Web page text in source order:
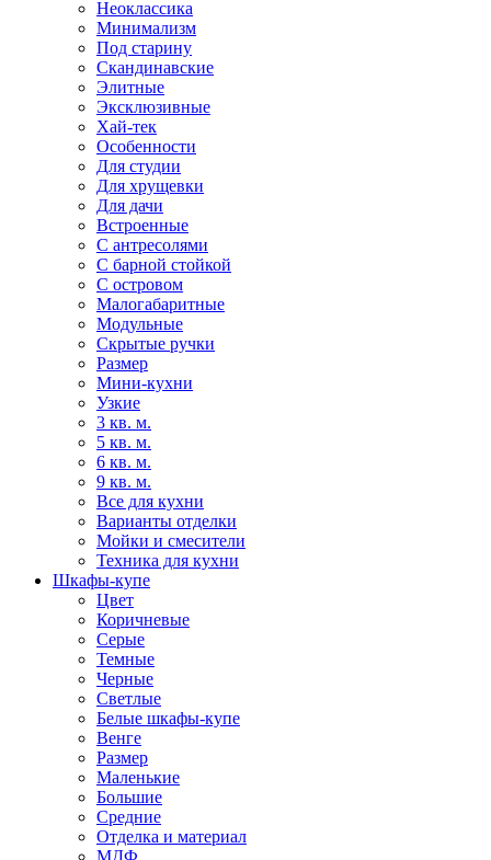
Неоклассика
Минимализм
Под старину
Скандинавские
Элитные
Эксклюзивные
Хай-тек
Особенности
Для студии
Для хрущевки
Для дачи
Встроенные
С антресолями
С барной стойкой
С островом
Малогабаритные
Модульные
Скрытые ручки
Размер
Мини-кухни
Узкие
3 кв. м.
5 кв. м.
6 кв. м.
9 кв. м.
Все для кухни
Варианты отделки
Мойки и смесители
Техника для кухни
Шкафы-купе
Цвет
Коричневые
Серые
Темные
Черные
Светлые
Белые шкафы-купе
Венге
Размер
Маленькие
Большие
Средние
Отделка и материал
МДФ